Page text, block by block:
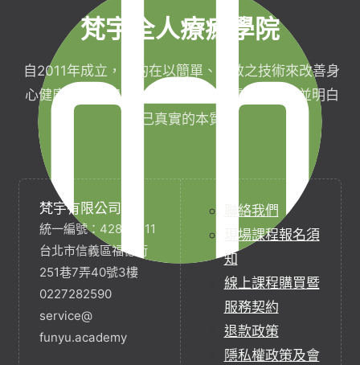
梵宇全人療癒學院
自2011年成立，目的在以簡單、有效之技術來改善身
心健康，協助完成生命目標與實現靈性生活，並明白
自己真實的本質。
梵宇有限公司
統一編號：42854211
台北市信義區福德街
251巷7弄40號3樓
0227282590
service@
funyu.academy
聯絡我們
現場課程報名須
知
線上課程購買暨
服務契約
退款政策
隱私權政策及會